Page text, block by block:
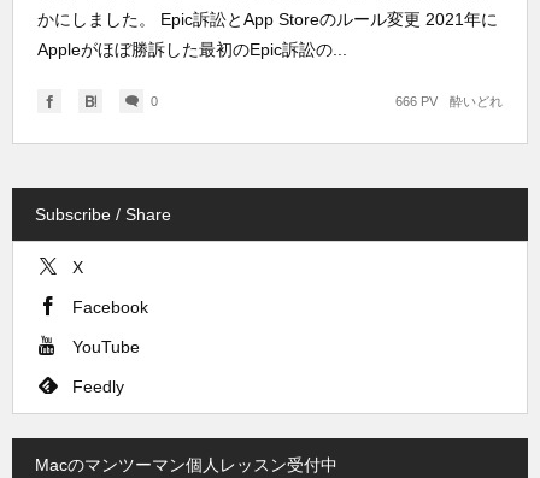
かにしました。 Epic訴訟とApp Storeのルール変更 2021年に
Appleがほぼ勝訴した最初のEpic訴訟の...
0 酔いどれ
666 PV
Subscribe / Share
X
Facebook
YouTube
Feedly
Macのマンツーマン個人レッスン受付中